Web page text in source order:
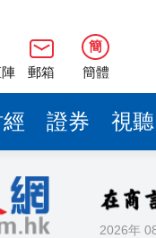
郵箱
簡
簡體
證券 視聽
2026年
英率港區全國政協委
年海南儋州以舊換新
26戶省屬國企去年
英案｜吳良好：依法
更多時間專注做好宏